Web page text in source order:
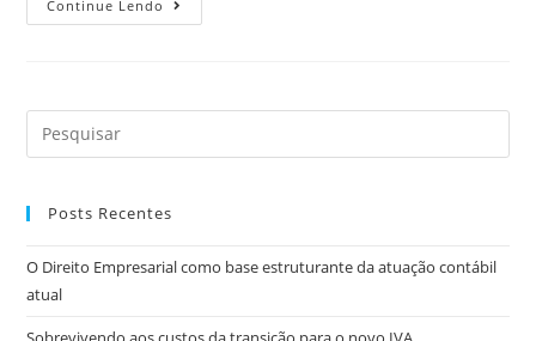
Continue Lendo
Posts Recentes
O Direito Empresarial como base estruturante da atuação contábil
atual